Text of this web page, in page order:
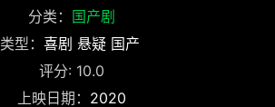
分类： 国产剧
类型： 喜剧 悬疑 国产
评分: 10.0
上映日期： 2020